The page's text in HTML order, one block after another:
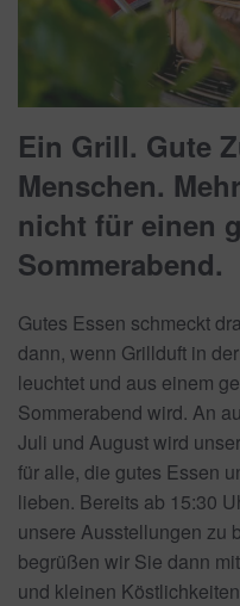
Ein Grill. Gute
Menschen.
nicht für einen
Sommerabend.
Gutes Essen schmeckt
dann, wenn Grillduft in
leuchtet und aus einem
Sommerabend wird. An
Juli und August wird
für alle, die gutes Essen
lieben. Bereits ab 15:30
unsere Ausstellungen zu
begrüßen wir Sie dann
und kleinen